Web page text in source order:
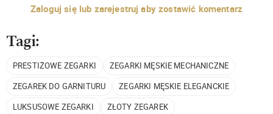
Zaloguj się lub zarejestruj aby zostawić komentarz
Tagi:
PRESTIŻOWE ZEGARKI
ZEGARKI MĘSKIE MECHANICZNE
ZEGAREK DO GARNITURU
ZEGARKI MĘSKIE ELEGANCKIE
LUKSUSOWE ZEGARKI
ZŁOTY ZEGAREK